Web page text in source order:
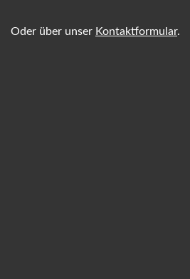
Oder über unser Kontaktformular.